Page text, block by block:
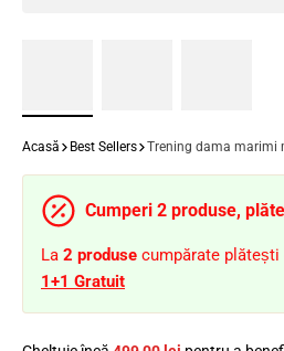
Acasă Best Sellers Trening dama marimi
Cumperi 2 produse,
La 2 produse cumpărate plătești
1+1 Gratuit